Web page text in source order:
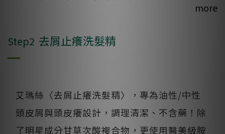
more
Step2 去屑止癢洗髮精
艾瑪絲〈去屑止癢洗髮精〉，專為油性/中性
頭皮屑與頭皮癢設計，調理清潔、不含藥！除
了明星成分甘草次酸複合物，更使用醫美級胺